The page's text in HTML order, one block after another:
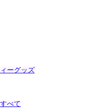
ーグッズ
べて